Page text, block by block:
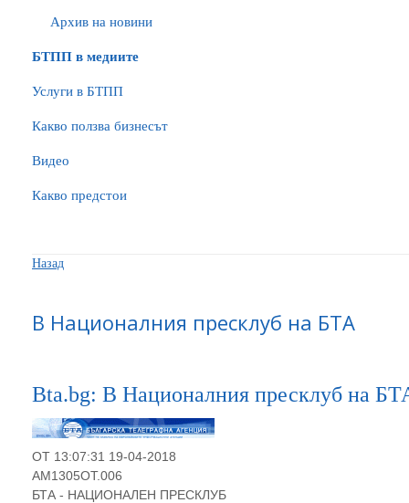
Архив на новини
БTПП в медиите
Услуги в БТПП
Какво ползва бизнесът
Видео
Какво предстои
Назад
В Националния пресклуб на БТА
Bta.bg: В Националния пресклуб на
OT 13:07:31 19-04-2018
AM1305OT.006
БТА - НАЦИОНАЛЕН ПРЕСКЛУБ